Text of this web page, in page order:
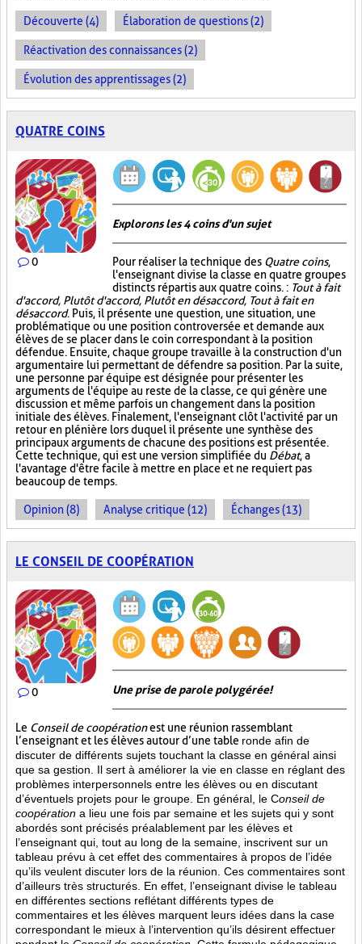
Découverte (4) Élaboration de questions (2)
Réactivation des connaissances (2)
Évolution des apprentissages (2)
QUATRE COINS
0
Explorons les 4 coins d'un sujet
Pour réaliser la technique des Quatre coins,
l'enseignant divise la classe en quatre groupes
distincts répartis aux quatre coins. : Tout à fait
d'accord, Plutôt d'accord, Plutôt en désaccord, Tout à fait en
désaccord. Puis, il présente une question, une situation, une
problématique ou une position controversée et demande aux
élèves de se placer dans le coin correspondant à la position
défendue. Ensuite, chaque groupe travaille à la construction d'un
argumentaire lui permettant de défendre sa position. Par la suite,
une personne par équipe est désignée pour présenter les
arguments de l'équipe au reste de la classe, ce qui génère une
discussion et même parfois un changement dans la position
initiale des élèves. Finalement, l'enseignant clôt l'activité par un
retour en plénière lors duquel il présente une synthèse des
principaux arguments de chacune des positions est présentée.
Cette technique, qui est une version simplifiée du Débat, a
l'avantage d'être facile à mettre en place et ne requiert pas
beaucoup de temps.
Opinion (8) Analyse critique (12) Échanges (13)
LE CONSEIL DE COOPÉRATION
0 Une prise de parole polygérée!
Le Conseil de coopérationest une réunion rassemblant
l’enseignant et les élèves autour d’une table ronde afin de
discuter de différents sujets touchant la classe en général ainsi
que sa gestion. Il sert à améliorer la vie en classe en réglant des
problèmes interpersonnels entre les élèves ou en discutant
d’éventuels projets pour le groupe. En général, le Conseil de
coopération a lieu une fois par semaine et les sujets qui y sont
abordés sont précisés préalablement par les élèves et
l’enseignant qui, tout au long de la semaine, inscrivent sur un
tableau prévu à cet effet des commentaires à propos de l’idée
qu’ils veulent discuter lors de la réunion. Ces commentaires sont
d’ailleurs très structurés. En effet, l’enseignant divise le tableau
en différentes sections reflétant différents types de
commentaires et les élèves marquent leurs idées dans la case
correspondant le mieux à l’intervention qu’ils désirent effectuer